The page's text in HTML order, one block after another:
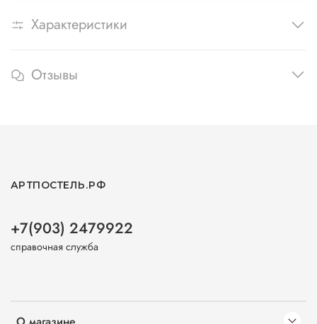
Характеристики
Отзывы
АРТПОСТЕЛЬ.РФ
+7(903) 2479922
справочная служба